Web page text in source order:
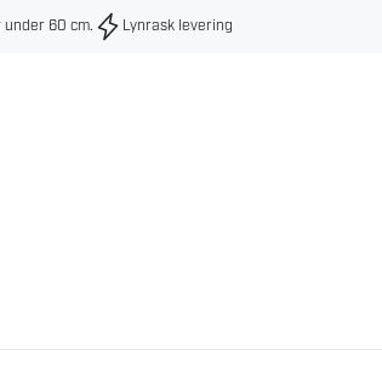
under 60 cm. Lynrask levering